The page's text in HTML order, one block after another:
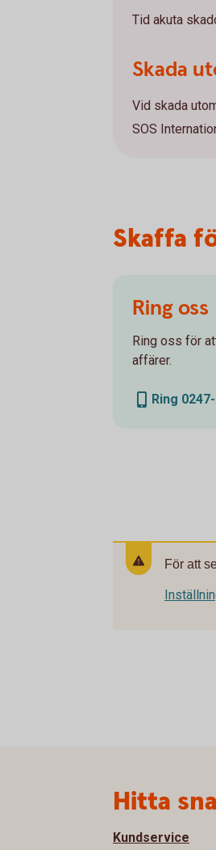
Tid akuta
Skada
Vid skada
SOS
Skaffa
Ring oss
Ring oss för
affärer.
Ring
För att
Hitta
Kundservice